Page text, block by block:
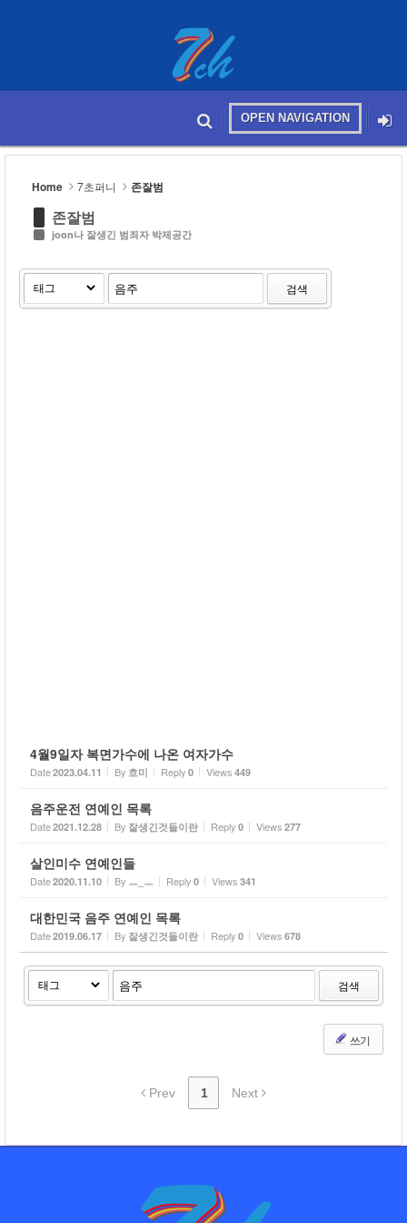
메뉴 건너뛰기
OPEN NAVIGATION
본문시작
Home 7초퍼니 존잘범
존잘범
joon나 잘생긴 범죄자 박제공간
검색
4월9일자 복면가수에 나온 여자가수
Date2023.04.11 By 흐미 Reply 0 Views 449
음주운전 연예인 목록
Date2021.12.28 By 잘생긴것들이란 Reply 0 Views 277
살인미수 연예인들
Date2020.11.10 By ㅡ_ㅡ Reply 0 Views 341
대한민국 음주 연예인 목록
Date2019.06.17 By 잘생긴것들이란 Reply 0 Views 678
검색
쓰기
Prev 1 Next
Sketchbook5, 스케치북5
Sketchbook5, 스케치북5